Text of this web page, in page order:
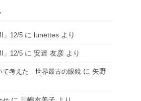
」12/5 に lunettes より
」12/5 に 安達 友彦 より
て考えた 世界最古の眼鏡 に 矢野